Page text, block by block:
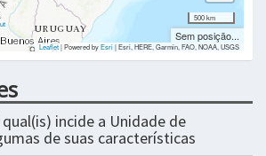
500 km
Sem posição...
Leaflet| Powered byEsri|Esri, HERE, Garmin, FAO, NOAA, USGS
incide a Unidade de
de suas características